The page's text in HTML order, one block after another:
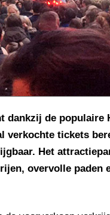
dankzij de populaire
verkochte tickets
Het
overvolle paden